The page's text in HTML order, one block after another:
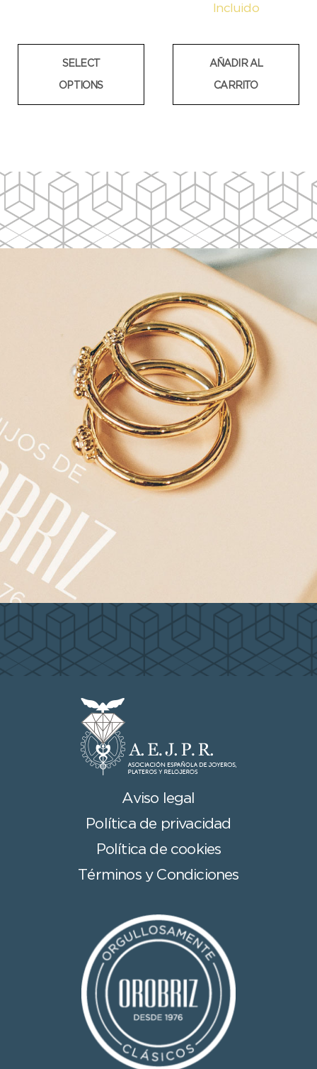
SELECT
OPTIONS
Incluido
AÑADIR AL
CARRITO
Aviso legal
Política de privacidad
Política de cookies
Términos y Condiciones